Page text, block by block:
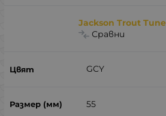
Jackson Trout Tune
Сравни
GCY
55